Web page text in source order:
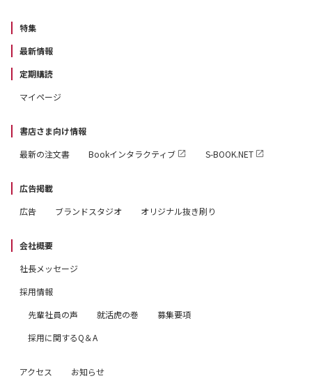
特集
最新情報
定期購読
マイページ
書店さま向け情報
最新の注文書
Bookインタラクティブ S-BOOK.NET
広告掲載
広告
ブランドスタジオ オリジナル抜き刷り
会社概要
社長メッセージ
採用情報
先輩社員の声
就活虎の巻
募集要項
採用に関するQ＆A
アクセス お知らせ